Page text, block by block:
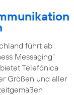
führt ab
Messaging“
Telefónica
Größen und aller